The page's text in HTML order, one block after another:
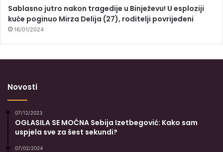
Sablasno jutro nakon tragedije u Binježevu! U esploziji
kuće poginuo Mirza Delija (27), roditelji povrijeđeni
16/01/2024
Novosti
07/12/2023
OGLASILA SE MOĆNA Sebija Izetbegović: Kako sam
uspjela sve za šest sekundi?
07/02/2024